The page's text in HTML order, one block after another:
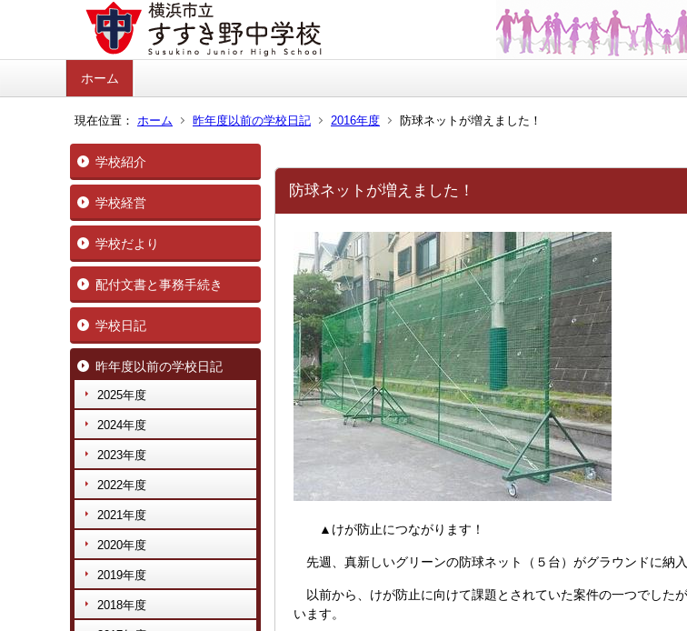
ホーム
現在位置： ホーム 昨年度以前の学校日記 2016年度 防球ネットが増えました！
学校紹介
学校経営
学校だより
配付文書と事務手続き
学校日記
昨年度以前の学校日記
2025年度
2024年度
2023年度
2022年度
2021年度
2020年度
2019年度
2018年度
防球ネットが増えました！
▲けが防止につながります！
先週、真新しいグリーンの防球ネット（５台）がグラウ
以前から、けが防止に向けて課題とされていた案件の一つでした
います。